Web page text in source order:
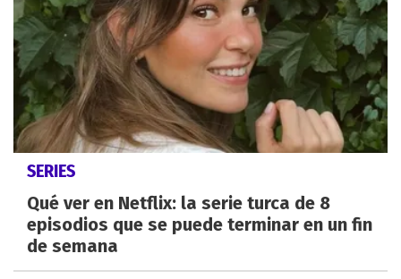
SERIES
Qué ver en Netflix: la serie turca de 8
episodios que se puede terminar en un fin
de semana